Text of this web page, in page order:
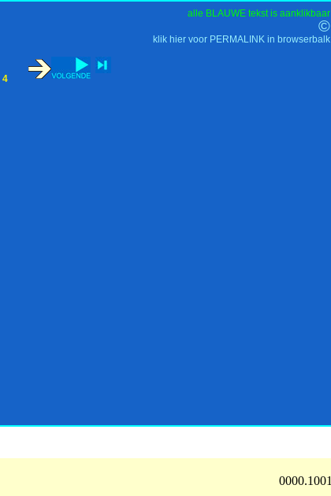
alle BLAUWE tekst is aanklikbaar
klik hier voor PERMALINK in browserbalk
©
4